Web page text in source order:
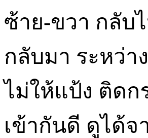
ซ้าย-ขวา กลับ
กลับมา ระหว่า
ไม่ให้แป้ง ติดก
เข้ากันดี ดูได้จ